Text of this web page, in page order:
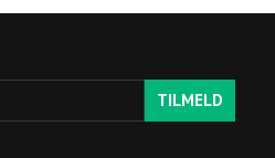
TILMELD